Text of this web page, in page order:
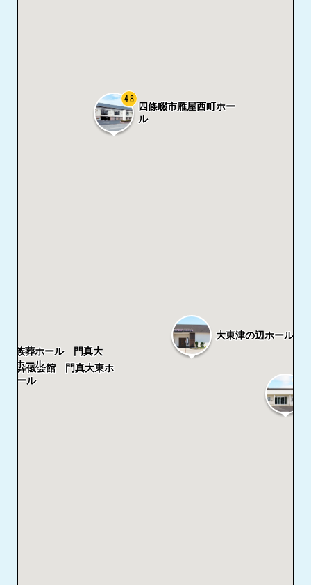
葬儀会館 門真大東ホ
ール
家族葬ホール 門真大
東ホール
大東津の辺ホール
四條畷市雁屋西町ホー
ル
4.8